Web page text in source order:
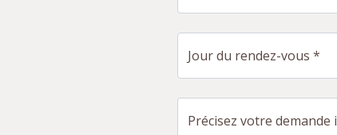
Jour du rendez-vous *
Précisez votre demande